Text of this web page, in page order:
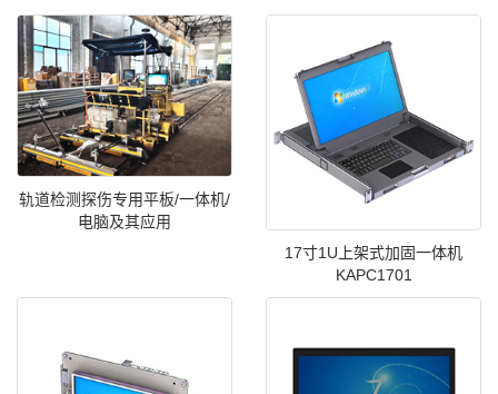
轨道检测探伤专用平板/一体机/
电脑及其应用
17寸1U上架式加固一体机
KAPC1701